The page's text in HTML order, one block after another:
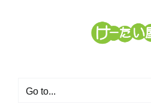
Go to...